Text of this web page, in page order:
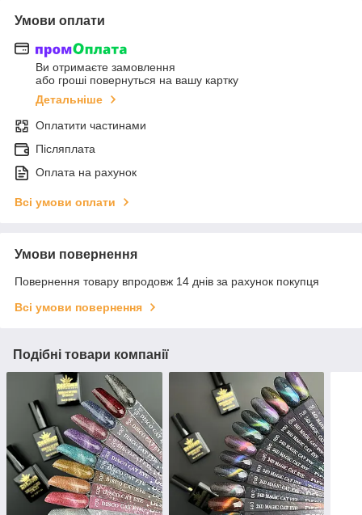
Умови оплати
Ви отримаєте замовлення
або гроші повернуться на вашу картку
Детальніше
Оплатити частинами
Післяплата
Оплата на рахунок
Всі умови оплати
Умови повернення
Повернення товару впродовж 14 днів за рахунок покупця
Всі умови повернення
Подібні товари компанії